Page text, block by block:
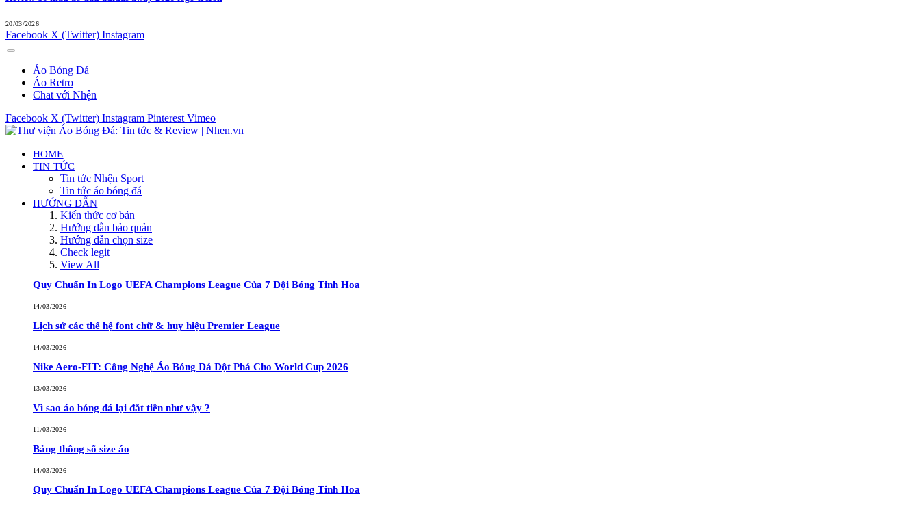
20/03/2026
Facebook X (Twitter) Instagram
Áo Bóng Đá
Áo Retro
Chat với Nhện
Facebook X (Twitter) Instagram Pinterest Vimeo
HOME
TIN TỨC
Tin tức Nhện Sport
Tin tức áo bóng đá
HƯỚNG DẪN
Kiến thức cơ bản
Hướng dẫn bảo quản
Hướng dẫn chọn size
Check legit
View All
Quy Chuẩn In Logo UEFA Champions League Của 7 Đội Bóng Tinh Hoa
14/03/2026
Lịch sử các thế hệ font chữ & huy hiệu Premier League
14/03/2026
Nike Aero-FIT: Công Nghệ Áo Bóng Đá Đột Phá Cho World Cup 2026
13/03/2026
Vì sao áo bóng đá lại đắt tiền như vậy ?
11/03/2026
Bảng thông số size áo
14/03/2026
Quy Chuẩn In Logo UEFA Champions League Của 7 Đội Bóng Tinh Hoa